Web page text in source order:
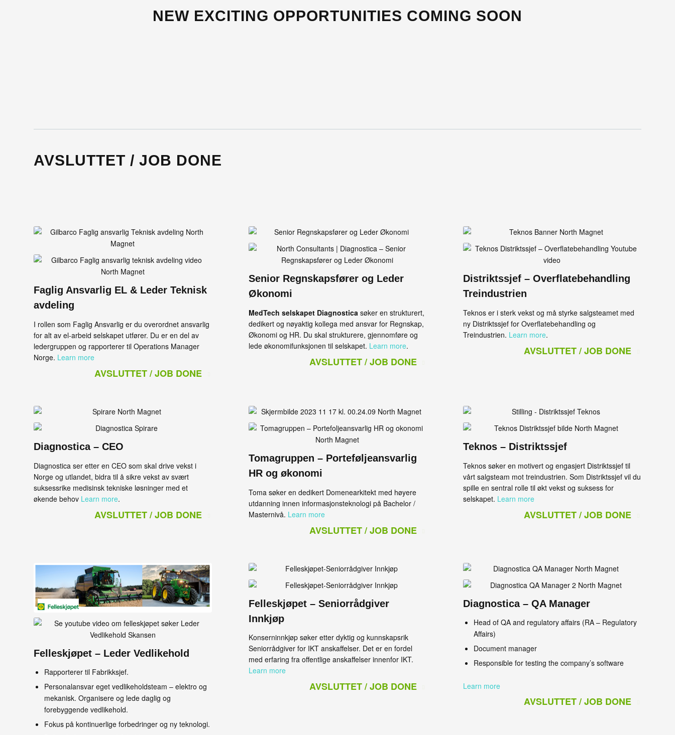
NEW EXCITING OPPORTUNITIES COMING SOON
AVSLUTTET / JOB DONE
Faglig Ansvarlig EL & Leder Teknisk
avdeling
I rollen som Faglig Ansvarlig er du overordnet ansvarlig
for alt av el-arbeid selskapet utfører. Du er en del av
ledergruppen og rapporterer til Operations Manager
Norge. Learn more
AVSLUTTET / JOB DONE
Senior Regnskapsfører og Leder
Økonomi
MedTech selskapet Diagnostica søker en strukturert,
dedikert og nøyaktig kollega med ansvar for Regnskap,
Økonomi og HR. Du skal strukturere, gjennomføre og
lede økonomifunksjonen til selskapet. Learn more.
AVSLUTTET / JOB DONE
Distriktssjef – Overflatebehandling
Treindustrien
Teknos er i sterk vekst og må styrke salgsteamet med
ny Distriktssjef for Overflatebehandling og
Treindustrien. Learn more.
AVSLUTTET / JOB DONE
Diagnostica – CEO
Diagnostica ser etter en CEO som skal drive vekst i
Norge og utlandet, bidra til å sikre vekst av svært
suksessrike medisinsk tekniske løsninger med et
økende behov Learn more.
AVSLUTTET / JOB DONE
Tomagruppen – Porteføljeansvarlig
HR og økonomi
Toma søker en dedikert Domenearkitekt med høyere
utdanning innen informasjonsteknologi på Bachelor /
Masternivå. Learn more
AVSLUTTET / JOB DONE
Teknos – Distriktssjef
Teknos søker en motivert og engasjert Distriktssjef til
vårt salgsteam mot treindustrien. Som Distriktssjef vil du
spille en sentral rolle til økt vekst og suksess for
selskapet. Learn more
AVSLUTTET / JOB DONE
Felleskjøpet – Leder Vedlikehold
Rapporterer til Fabrikksjef.
Personalansvar eget vedlikeholdsteam – elektro og
mekanisk. Organisere og lede daglig og
forebyggende vedlikehold.
Fokus på kontinuerlige forbedringer og ny teknologi.
Felleskjøpet – Seniorrådgiver
Innkjøp
Konserninnkjøp søker etter dyktig og kunnskapsrik
Seniorrådgiver for IKT anskaffelser. Det er en fordel
med erfaring fra offentlige anskaffelser innenfor IKT.
Learn more
AVSLUTTET / JOB DONE
Diagnostica – QA Manager
Head of QA and regulatory affairs (RA – Regulatory
Affairs)
Document manager
Responsible for testing the company’s software
Learn more
AVSLUTTET / JOB DONE